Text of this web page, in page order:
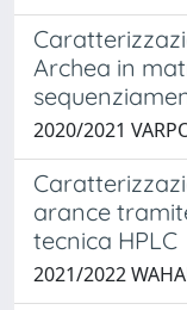
Archea in
2020/2021
arance
tecnica HPLC
2021/2022